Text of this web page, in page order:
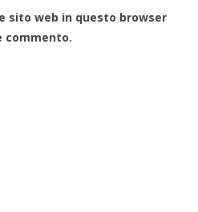
sito web in questo browser
commento.